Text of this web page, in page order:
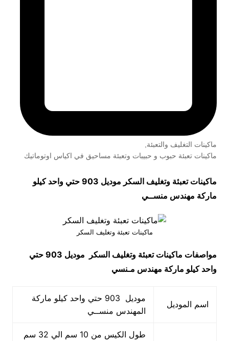
ماكينات التغليف والتعبئة,
ماكينات تعبئة حبوب و حبيبات وتعبئة مساحيق في اكياس اوتوماتيك
ماكينات تعبئة وتغليف السكر موديل 903 حتي واحد كيلو
ماركة مهندس منســي
ماكينات تعبئة وتغليف السكر
مواصفات ماكينات تعبئة وتغليف السكر
موديل 903 حتي
واحد كيلو ماركة مهندس مـنسي
اسم الموديل
موديل 903 حتي واحد كيلو ماركة
المهندس منســي
طول الكيس من 10 سم الي 32 سم